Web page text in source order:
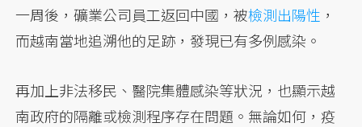
一周後，礦業公司員工返回中國，被檢測出陽性 ，
而越南當地追溯他的足跡，發現已有多例感染。
再加上非法移民、醫院集體感染等狀況，也顯示越
南政府的隔離或檢測程序存在問題。無論如何，疫